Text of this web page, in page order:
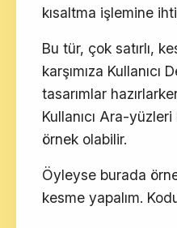
kısaltma işlemine
Bu tür, çok satırlı,
karşımıza Kullanıcı
tasarımlar
Kullanıcı Ara-
örnek olabilir.
Öyleyse burada
kesme yapalım.